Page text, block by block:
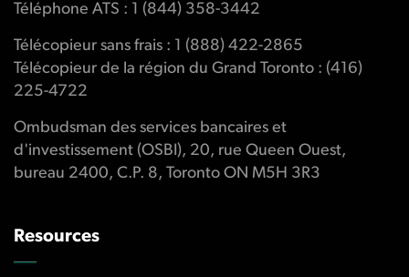
Téléphone ATS : 1 (844) 358-3442
Télécopieur sans frais : 1 (888) 422-2865
Télécopieur de la région du Grand Toronto : (416)
225-4722
Ombudsman des services bancaires et
d'investissement (OSBI), 20, rue Queen Ouest,
bureau 2400, C.P. 8, Toronto ON M5H 3R3
Resources